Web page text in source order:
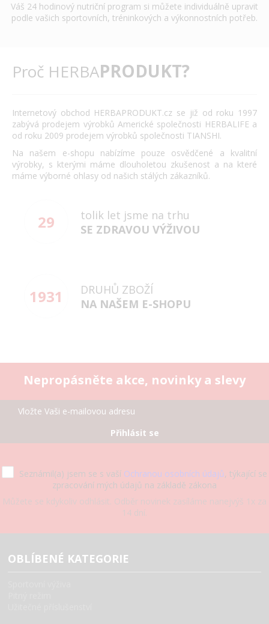
Váš 24 hodinový nutriční program si můžete individuálně upravit
podle vašich sportovních, tréninkových a výkonnostních potřeb.
Proč HERBAPRODUKT?
Internetový obchod HERBAPRODUKT.cz se již od roku 1997
zabývá prodejem výrobků Americké společnosti HERBALIFE a
od roku 2009 prodejem výrobků společnosti TIANSHI.
Na našem e-shopu nabízíme pouze osvědčené a kvalitní
výrobky, s kterými máme dlouholetou zkušenost a na které
máme výborné ohlasy od našich stálých zákazníků.
29
tolik let jsme na trhu
SE ZDRAVOU VÝŽIVOU
1931
DRUHŮ ZBOŽÍ
NA NAŠEM E-SHOPU
Nepropásněte akce, novinky a slevy
Přihlásit se
Seznámil(a) jsem se s vaší Ochranou osobních údajů, týkající se
zpracování mých údajů na základě zákona
Můžete se kdykoliv odhlásit. Odběr novinek zasíláme nanejvýš 1x za
14 dní.
OBLÍBENÉ KATEGORIE